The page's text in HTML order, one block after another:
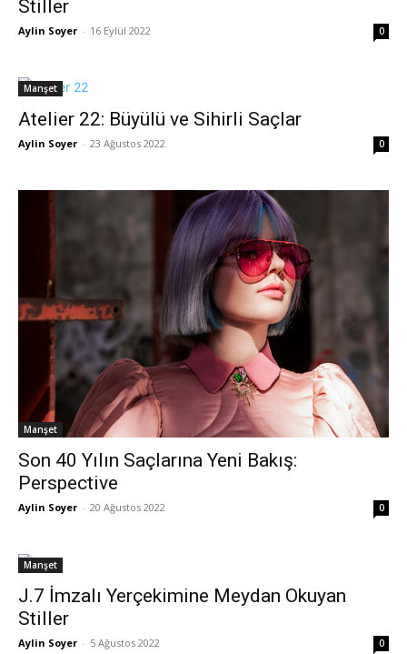
Stiller
Aylin Soyer - 16 Eylül 2022 0
Manşet
Atelier 22: Büyülü ve Sihirli Saçlar
Aylin Soyer - 23 Ağustos 2022 0
Manşet
Son 40 Yılın Saçlarına Yeni Bakış:
Perspective
Aylin Soyer - 20 Ağustos 2022 0
Manşet
J.7 İmzalı Yerçekimine Meydan Okuyan
Stiller
Aylin Soyer - 5 Ağustos 2022 0